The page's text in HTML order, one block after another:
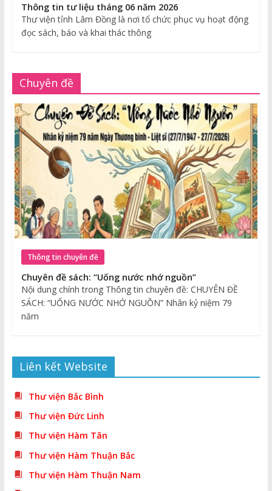
Thông tin tư liệu tháng 06 năm 2026
Thư viện tỉnh Lâm Đồng là nơi tổ chức phục vụ hoạt động
đọc sách, báo và khai thác thông
Chuyên đề
Thông tin chuyên đề
Chuyên đề sách: “Uống nước nhớ nguồn”
Nội dung chính trong Thông tin chuyên đề: CHUYÊN ĐỀ
SÁCH: “UỐNG NƯỚC NHỚ NGUỒN” Nhân kỷ niệm 79
năm
Liên kết Website
Thư viện Bắc Bình
Thư viện Đức Linh
Thư viện Hàm Tân
Thư viện Hàm Thuận Bắc
Thư viện Hàm Thuận Nam